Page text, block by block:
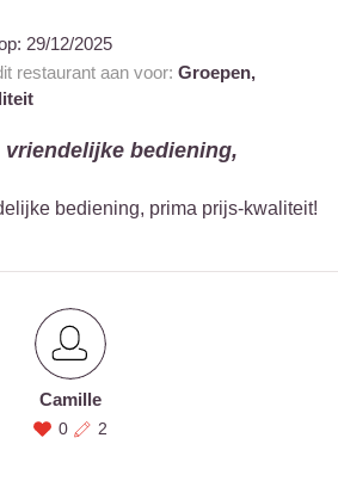
29/12/2025
restaurant aan voor: Groepen,
vriendelijke bediening,
bediening, prima prijs-kwaliteit!
Camille
0 2